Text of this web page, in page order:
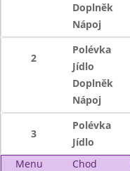
Doplněk
Nápoj
2
Polévka
Jídlo
Doplněk
Nápoj
3
Polévka
Jídlo
Menu
Chod